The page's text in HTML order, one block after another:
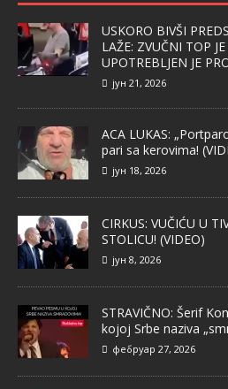
USKORO BIVŠI
LAŽE: ZVUČNI TOP
UPOTREBLJEN JE
јун 21, 2026
ACA LUKAS:
pari sa kerovima!
јун 18, 2026
CIRKUS: VUČIĆU U
STOLICU! (VIDEO)
јун 8, 2026
STRAVIČNO: Šerif
kojoj Srbe naziva
фебруар 27, 2026